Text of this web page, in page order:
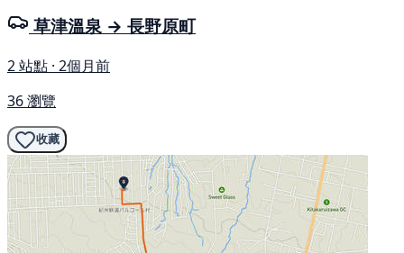
草津溫泉 → 長野原町
2 站點 · 2個月前
36 瀏覽
收藏